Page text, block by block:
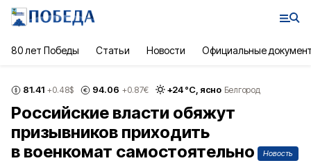
80 лет Победы Статьи Новости Официальные
81.41 +0.48$ 94.06 +0.87€ +24°С, ясно Белгород
Российские власти обяжут
призывников приходить
в военкомат самостоятельно
Новость